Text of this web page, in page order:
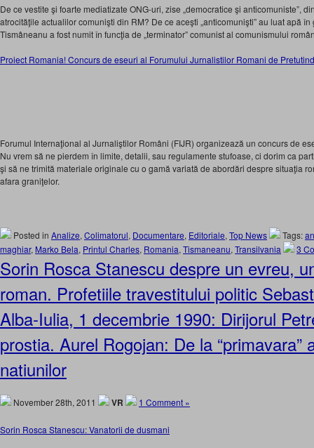
De ce vestite şi foarte mediatizate ONG-uri, zise „democratice şi anticomuniste”,
atrocităţile actualilor comunişti din RM? De ce aceşti „anticomunişti” au luat apă
Tismâneanu a fost numit în funcţia de „terminator” comunist al comunismului
Proiect Romania! Concurs de eseuri al Forumului Jurnalistilor Romani de
Forumul Internaţional al Jurnaliştilor Români (FIJR) organizează un concurs de
Nu vrem să ne pierdem în limite, detalii, sau regulamente stufoase, ci dorim ca
şi să ne trimită materiale originale cu o gamă variată de abordări despre situaţia
afara graniţelor.
Posted in Analize, Colimatorul, Documentare, Editoriale, Top News Tags:
maghiar, Marko Bela, Printul Charles, Romania, Tismaneanu, Transilvania 3
Sorin Rosca Stanescu despre un evreu,
roman. Profetiile travestitului politic
Alba-Iulia, 1 decembrie 1990: Dirijorul
prostia. Aurel Rogojan: De la “primavara”
natiunilor
November 28th, 2011 VR 1 Comment »
Sorin Rosca Stanescu: Vanatorii de dusmani